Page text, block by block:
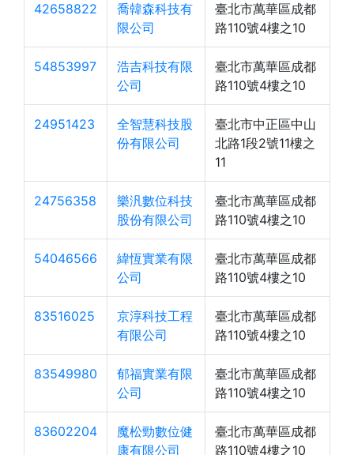
42658822
喬韓森科技有
限公司
臺北市萬華區成都
路110號4樓之10
54853997
浩吉科技有限
公司
臺北市萬華區成都
路110號4樓之10
24951423
全智慧科技股
份有限公司
臺北市中正區中山
北路1段2號11樓之
11
24756358
樂汎數位科技
股份有限公司
臺北市萬華區成都
路110號4樓之10
54046566
緯恆實業有限
公司
臺北市萬華區成都
路110號4樓之10
83516025
京淳科技工程
有限公司
臺北市萬華區成都
路110號4樓之10
83549980
郁福實業有限
公司
臺北市萬華區成都
路110號4樓之10
83602204
魔松勁數位健
康有限公司
臺北市萬華區成都
路110號4樓之10